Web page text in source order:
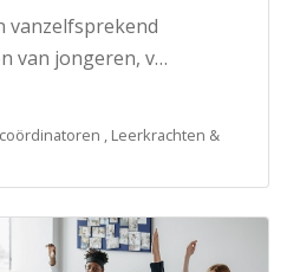
vanzelfsprekend
van jongeren, v…
, Leerkrachten &